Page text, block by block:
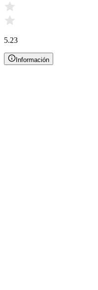
5.23
Información